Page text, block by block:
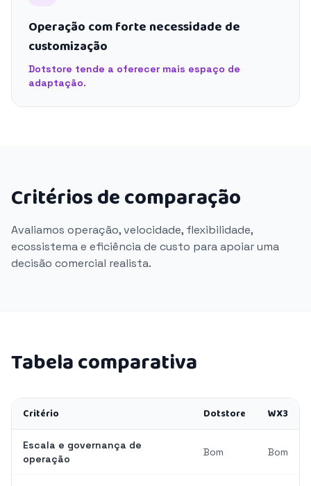
Operação com forte necessidade de
customização
Dotstore tende a oferecer mais espaço de
adaptação.
Critérios de comparação
Avaliamos operação, velocidade, flexibilidade,
ecossistema e eficiência de custo para apoiar uma
decisão comercial realista.
Tabela comparativa
Critério Dotstore WX3
Escala e governança de
operação
Bom Bom